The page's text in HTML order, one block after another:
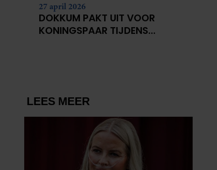
27 april 2026
DOKKUM PAKT UIT VOOR
KONINGSPAAR TIJDENS